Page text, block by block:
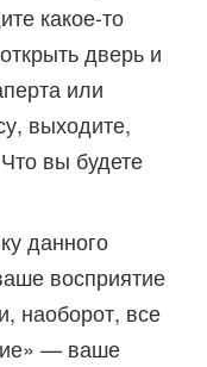
какое-то
дверь и
или
выходите,
вы будете
данного
восприятие
наоборот, все
— ваше